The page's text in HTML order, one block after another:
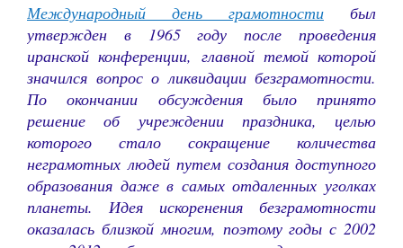
Международный день грамотности был
утвержден в 1965 году после проведения
иранской конференции, главной темой которой
значился вопрос о ликвидации безграмотности.
По окончании обсуждения было принято
решение об учреждении праздника, целью
которого стало сокращение количества
неграмотных людей путем создания доступного
образования даже в самых отдаленных уголках
планеты. Идея искоренения безграмотности
оказалась близкой многим, поэтому годы с 2002